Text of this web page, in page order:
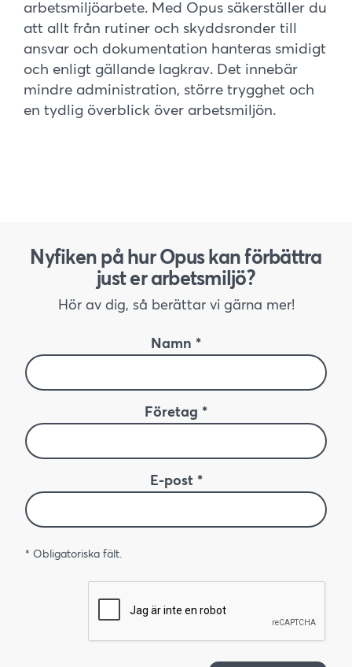
arbetsmiljöarbete. Med Opus säkerställer du
att allt från rutiner och skyddsronder till
ansvar och dokumentation hanteras smidigt
och enligt gällande lagkrav. Det innebär
mindre administration, större trygghet och
en tydlig överblick över arbetsmiljön.
Nyfiken på hur Opus kan förbättra
just er arbetsmiljö?
Hör av dig, så berättar vi gärna mer!
Namn *
Företag *
E-post *
* Obligatoriska fält.